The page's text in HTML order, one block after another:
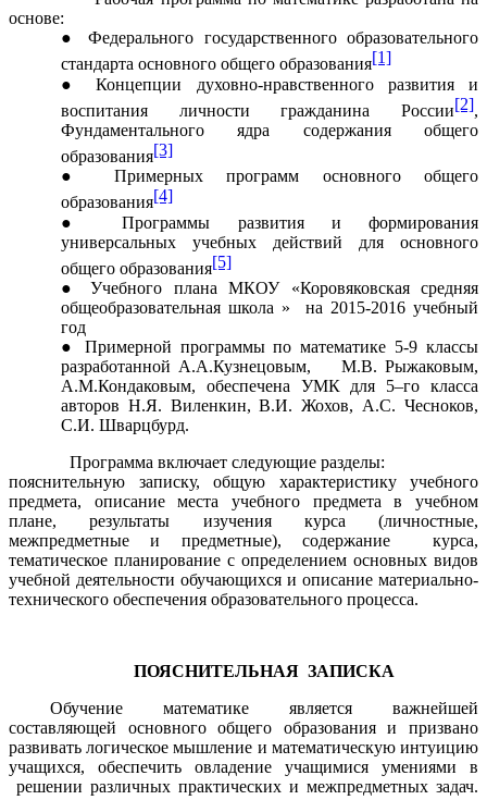
основе:
Федерального государственного образовательного
стандарта основного общего образования[1]
Концепции духовно-нравственного развития и
воспитания личности гражданина России[2],
Фундаментального ядра содержания общего
образования[3]
Примерных программ основного общего
образования[4]
Программы развития и формирования
универсальных учебных действий для основного
общего образования[5]
Учебного плана МКОУ «Коровяковская средняя
общеобразовательная школа » на 2015-2016 учебный
год
Примерной программы по математике 5-9 классы
разработанной А.А.Кузнецовым, М.В. Рыжаковым,
А.М.Кондаковым, обеспечена УМК для 5–го класса
авторов Н.Я. Виленкин, В.И. Жохов, А.С. Чесноков,
С.И. Шварцбурд.
Программа включает следующие разделы:
пояснительную записку, общую характеристику учебного
предмета, описание места учебного предмета в учебном
плане, результаты изучения курса (личностные,
межпредметные и предметные), содержание курса,
тематическое планирование с определением основных видов
учебной деятельности обучающихся и описание материально-
технического обеспечения образовательного процесса.
ПОЯСНИТЕЛЬНАЯ ЗАПИСКА
Обучение математике является важнейшей
составляющей основного общего образования и призвано
развивать логическое мышление и математическую интуицию
учащихся, обеспечить овладение учащимися умениями в
решении различных практических и межпредметных задач.